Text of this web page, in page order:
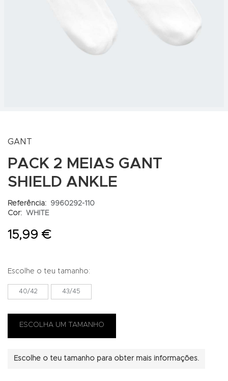
GANT
PACK 2 MEIAS GANT
SHIELD ANKLE
Referência:
9960292-110
Cor:
WHITE
15,99 €
Escolhe o teu tamanho:
40/42 43/45
Escolhe o teu tamanho para obter mais informações.